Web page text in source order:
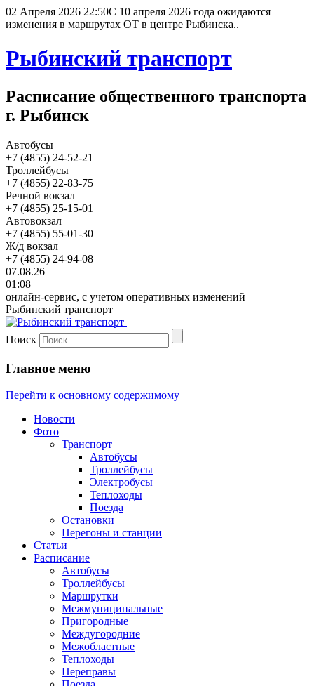
02 Апреля 2026 22:50С 10 апреля 2026 года ожидаются
изменения в маршрутах ОТ в центре Рыбинска..
Рыбинский транспорт
Расписание общественного транспорта
г. Рыбинск
Автобусы
+7 (4855) 24-52-21
Троллейбусы
+7 (4855) 22-83-75
Речной вокзал
+7 (4855) 25-15-01
Автовокзал
+7 (4855) 55-01-30
Ж/д вокзал
+7 (4855) 24-94-08
07.08.26
01:08
онлайн-сервис, с учетом оперативных изменений
Рыбинский транспорт
Поиск
Главное меню
Перейти к основному содержимому
Новости
Фото
Транспорт
Автобусы
Троллейбусы
Электробусы
Теплоходы
Поезда
Остановки
Перегоны и станции
Статьи
Расписание
Автобусы
Троллейбусы
Маршрутки
Межмуниципальные
Пригородные
Междугородние
Межобластные
Теплоходы
Переправы